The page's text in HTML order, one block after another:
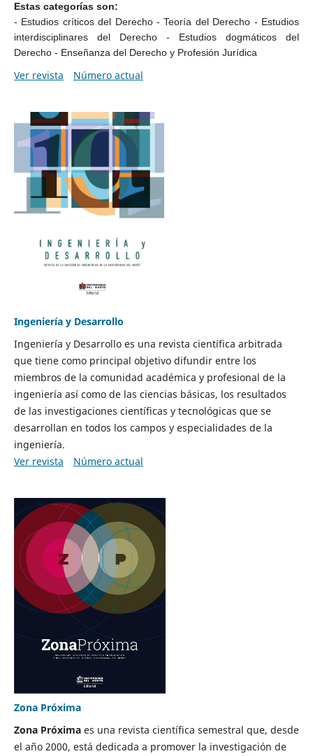
Estas categorías son:
- Estudios críticos del Derecho -Teoría del Derecho - Estudios
interdisciplinares del Derecho - Estudios dogmáticos del
Derecho - Enseñanza del Derecho y Profesión Jurídica
Ver revista Número actual
Ingeniería y Desarrollo
Ingeniería y Desarrollo es una revista científica arbitrada
que tiene como principal objetivo difundir entre los
miembros de la comunidad académica y profesional de la
ingeniería así como de las ciencias básicas, los resultados
de las investigaciones científicas y tecnológicas que se
desarrollan en todos los campos y especialidades de la
ingeniería.
Ver revista
Número actual
Zona Próxima
Zona Próximaes una revista científica semestral que, desde
el año 2000, está dedicada a promover la investigación de